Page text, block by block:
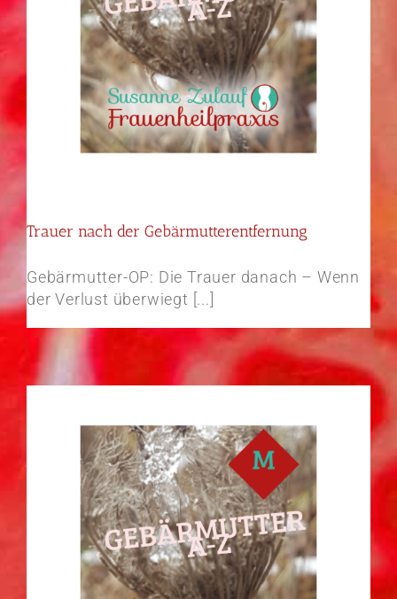
Trauer nach der Gebärmutterentfernung
Gebärmutter-OP: Die Trauer danach – Wenn
der Verlust überwiegt [...]